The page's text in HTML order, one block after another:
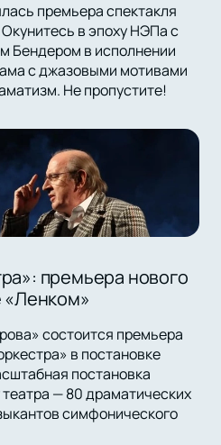
премьера спектакля
в эпоху НЭПа с
Бендером в исполнении
с джазовыми мотивами
Не пропустите!
премьера нового
«Ленком»
состоится премьера
в постановке
постановка
— 80 драматических
симфонического